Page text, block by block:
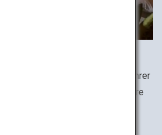
verfügen über private
Entspannen Sie sich mit Ihrer
Bereich und spüren Sie, wie Ihre